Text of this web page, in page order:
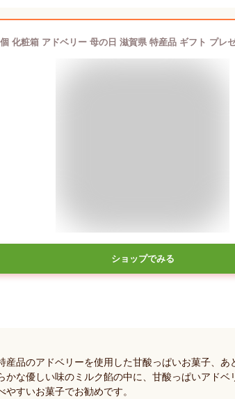
ショップでみる
産品のアドベリーを使用した甘酸っぱいお菓子、あ
かな優しい味のミルク餡の中に、甘酸っぱいアドベ
やすいお菓子でお勧めです。